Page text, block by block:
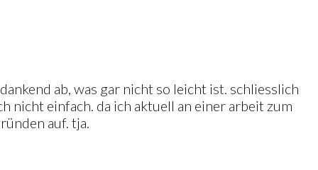
ab, was gar nicht so leicht ist. schliesslich
nicht einfach. da ich aktuell an einer arbeit zum
auf. tja.